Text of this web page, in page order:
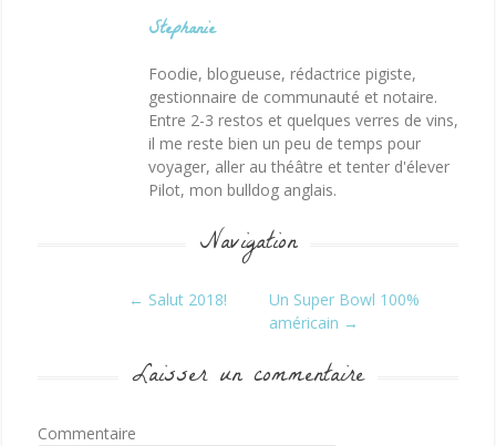
Stephanie
Foodie, blogueuse, rédactrice pigiste,
gestionnaire de communauté et notaire.
Entre 2-3 restos et quelques verres de vins,
il me reste bien un peu de temps pour
voyager, aller au théâtre et tenter d'élever
Pilot, mon bulldog anglais.
Navigation
← Salut 2018!
Un Super Bowl 100%
américain →
Laisser un commentaire
Commentaire